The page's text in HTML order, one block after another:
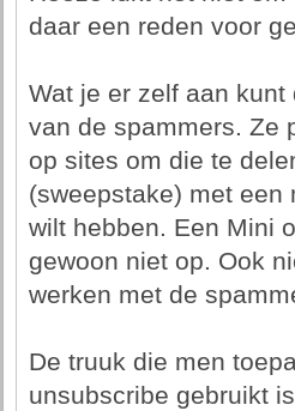
daar een reden voor
Wat je er zelf aan
van de spammers. Ze
op sites om die te
(sweepstake) met
wilt hebben. Een Mini
gewoon niet op. Ook
werken met de
De truuk die men
unsubscribe gebruikt